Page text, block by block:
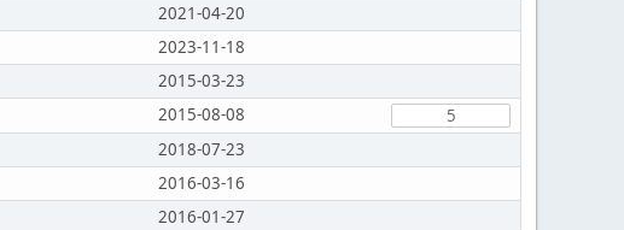
2021-04-20
2023-11-18
2015-03-23
2015-08-08
5
2018-07-23
2016-03-16
2016-01-27